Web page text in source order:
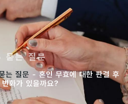
묻는 질문
는 질문 - 혼인 무효에 대한 판결 후
화가 있을까요?